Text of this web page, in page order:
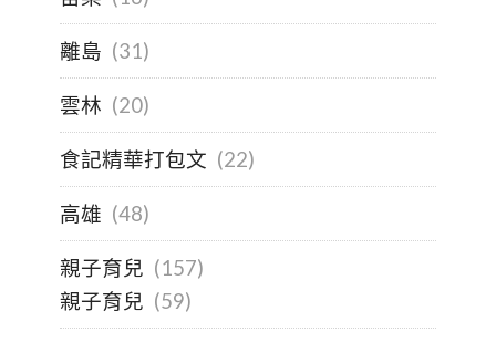
離島 (31)
雲林 (20)
食記精華打包文 (22)
高雄 (48)
親子育兒 (157)
親子育兒 (59)